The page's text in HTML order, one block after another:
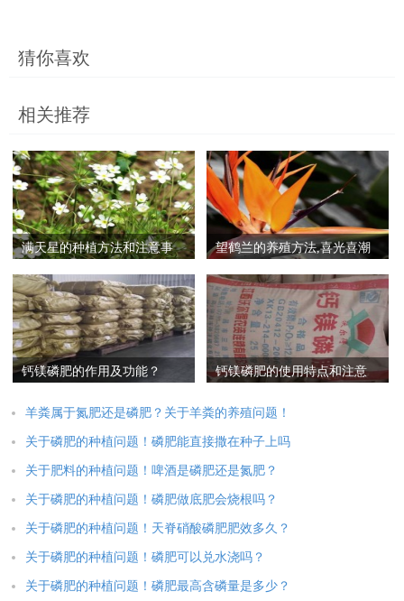
猜你喜欢
相关推荐
满天星的种植方法和注意事
望鹤兰的养殖方法,喜光喜潮
钙镁磷肥的作用及功能？
钙镁磷肥的使用特点和注意
羊粪属于氮肥还是磷肥？关于羊粪的养殖问题！
关于磷肥的种植问题！磷肥能直接撒在种子上吗
关于肥料的种植问题！啤酒是磷肥还是氮肥？
关于磷肥的种植问题！磷肥做底肥会烧根吗？
关于磷肥的种植问题！天脊硝酸磷肥肥效多久？
关于磷肥的种植问题！磷肥可以兑水浇吗？
关于磷肥的种植问题！磷肥最高含磷量是多少？